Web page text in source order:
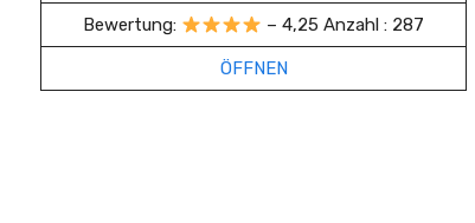
Bewertung: – 4,25 Anzahl : 287
ÖFFNEN